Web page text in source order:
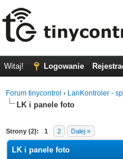
Witaj! Logowanie
Forum tinycontrol › LanKontroler -
LK i panele foto
Strony (2): 1 2 Dalej »
LK i panele foto